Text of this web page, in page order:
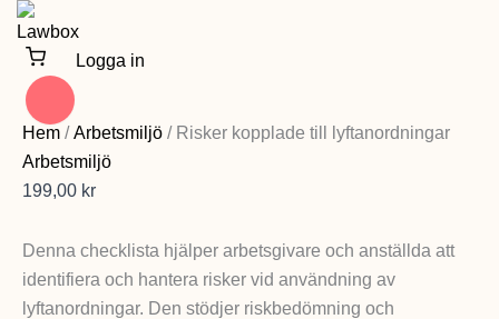
Logga in
Hoppa
innehåll
Hem /Arbetsmiljö / Risker kopplade till lyftanordningar
Arbetsmiljö
199,00 kr
Denna checklista hjälper arbetsgivare och anställda att
identifiera och hantera risker vid användning av
lyftanordningar. Den stödjer riskbedömning och
Risker
kopplade
till
lyftanordningar
mängd